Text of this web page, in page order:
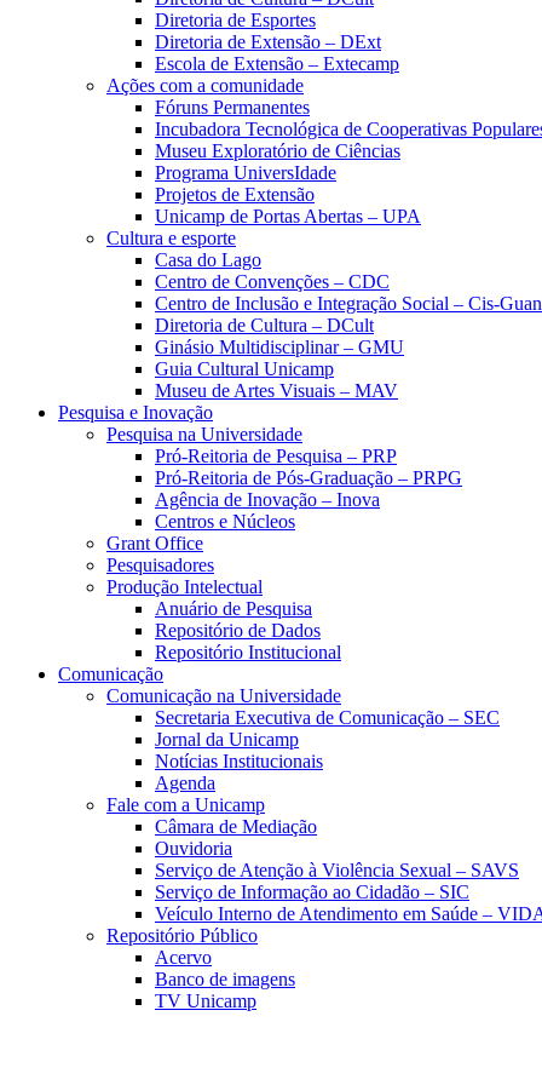
Diretoria de Esportes
Diretoria de Extensão – DExt
Escola de Extensão – Extecamp
Ações com a comunidade
Fóruns Permanentes
Incubadora Tecnológica de Cooperativas
Museu Exploratório de Ciências
Programa UniversIdade
Projetos de Extensão
Unicamp de Portas Abertas – UPA
Cultura e esporte
Casa do Lago
Centro de Convenções – CDC
Centro de Inclusão e Integração Social – Cis-
Diretoria de Cultura – DCult
Ginásio Multidisciplinar – GMU
Guia Cultural Unicamp
Museu de Artes Visuais – MAV
Pesquisa e Inovação
Pesquisa na Universidade
Pró-Reitoria de Pesquisa – PRP
Pró-Reitoria de Pós-Graduação – PRPG
Agência de Inovação – Inova
Centros e Núcleos
Grant Office
Pesquisadores
Produção Intelectual
Anuário de Pesquisa
Repositório de Dados
Repositório Institucional
Comunicação
Comunicação na Universidade
Secretaria Executiva de Comunicação – SEC
Jornal da Unicamp
Notícias Institucionais
Agenda
Fale com a Unicamp
Câmara de Mediação
Ouvidoria
Serviço de Atenção à Violência Sexual – SAVS
Serviço de Informação ao Cidadão – SIC
Veículo Interno de Atendimento em Saúde –
Repositório Público
Acervo
Banco de imagens
TV Unicamp